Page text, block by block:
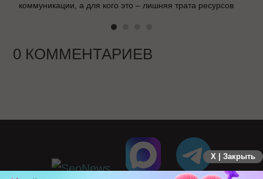
коммуникации, а для кого это – лишняя трата ресурсов
0 КОММЕНТАРИЕВ
X | Закрыть